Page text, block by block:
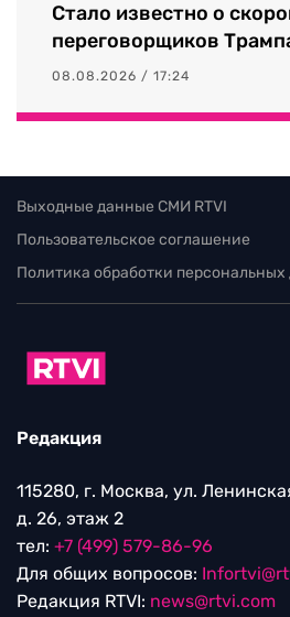
Стало известно о
переговорщиков
08.08.2026 / 17:24
Выходные данные СМИ RTVI
Пользовательское соглашение
Политика обработки
Редакция
115280, г. Москва, ул.
д. 26, этаж 2
тел: +7 (499) 579-86-96
Для общих вопросов:
Редакция RTVI: news@rtvi.com